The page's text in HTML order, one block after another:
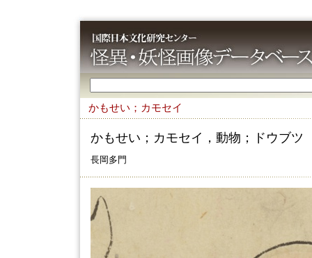
かもせい；カモセイ
かもせい；カモセイ，動物；ドウブツ
長岡多門